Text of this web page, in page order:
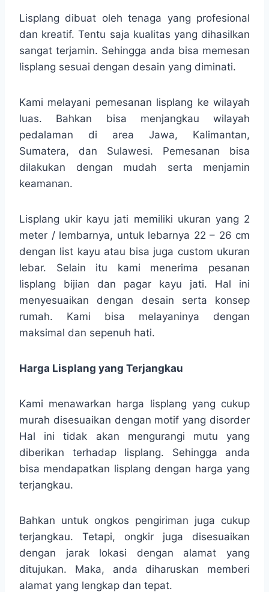
Lisplang dibuat oleh tenaga yang profesional
dan kreatif. Tentu saja kualitas yang dihasilkan
sangat terjamin. Sehingga anda bisa memesan
lisplang sesuai dengan desain yang diminati.
Kami melayani pemesanan lisplang ke wilayah
luas. Bahkan bisa menjangkau wilayah
pedalaman di area Jawa, Kalimantan,
Sumatera, dan Sulawesi. Pemesanan bisa
dilakukan dengan mudah serta menjamin
keamanan.
Lisplang ukir kayu jati memiliki ukuran yang 2
meter / lembarnya, untuk lebarnya 22 – 26 cm
dengan list kayu atau bisa juga custom ukuran
lebar. Selain itu kami menerima pesanan
lisplang bijian dan pagar kayu jati. Hal ini
menyesuaikan dengan desain serta konsep
rumah. Kami bisa melayaninya dengan
maksimal dan sepenuh hati.
Harga Lisplang yang Terjangkau
Kami menawarkan harga lisplang yang cukup
murah disesuaikan dengan motif yang disorder
Hal ini tidak akan mengurangi mutu yang
diberikan terhadap lisplang. Sehingga anda
bisa mendapatkan lisplang dengan harga yang
terjangkau.
Bahkan untuk ongkos pengiriman juga cukup
terjangkau. Tetapi, ongkir juga disesuaikan
dengan jarak lokasi dengan alamat yang
ditujukan. Maka, anda diharuskan memberi
alamat yang lengkap dan tepat.